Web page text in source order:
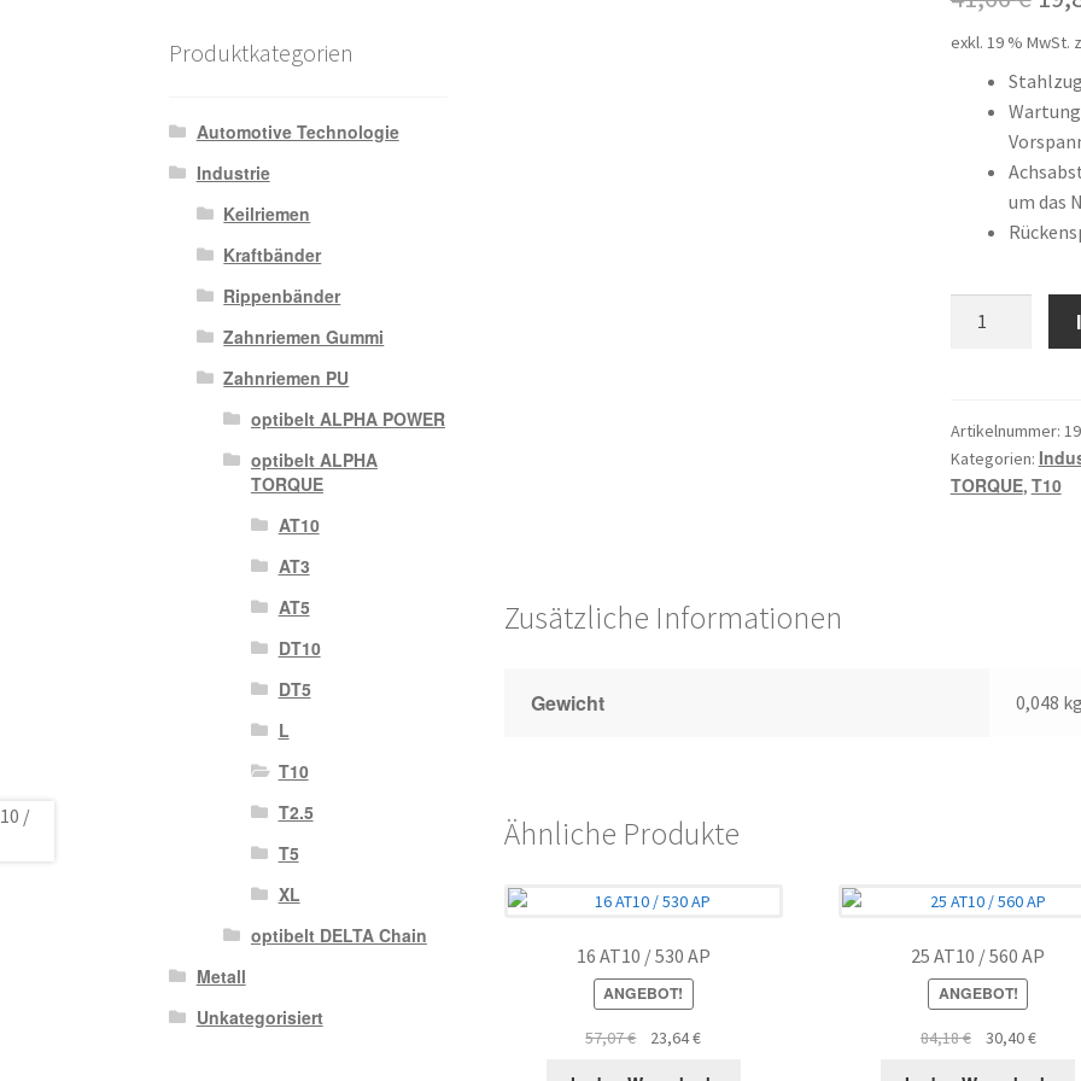
exkl. 19 % MwSt.
um das
Menge
Artikelnummer:
Kategorien:
TORQUE, T10
Zusätzliche Informationen
Gewicht 0,048 kg
Ähnliche Produkte
16 AT10 / 530 AP
ANGEBOT!
57,07€
Ursprünglicher
23,64€Aktueller
25 AT10 / 560 AP
ANGEBOT!
84,18€
Ursprünglicher
30,40€
Produktkategorien
Automotive Technologie
Industrie
Keilriemen
Kraftbänder
Rippenbänder
Zahnriemen Gummi
Zahnriemen PU
optibelt ALPHA POWER
optibelt ALPHA
TORQUE
AT10
AT3
AT5
DT10
DT5
L
T10
T2.5
T5
XL
optibelt DELTA Chain
Metall
Unkategorisiert